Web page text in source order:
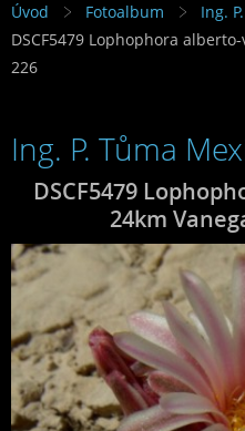
Úvod Fotoalbum
Ing.
DSCF5479 Lophophora
226
Ing. P. Tůma
DSCF5479
24km